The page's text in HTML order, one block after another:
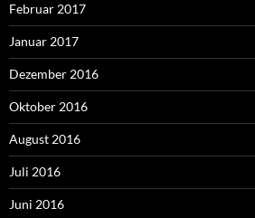
Februar 2017
Januar 2017
Dezember 2016
Oktober 2016
August 2016
Juli 2016
Juni 2016